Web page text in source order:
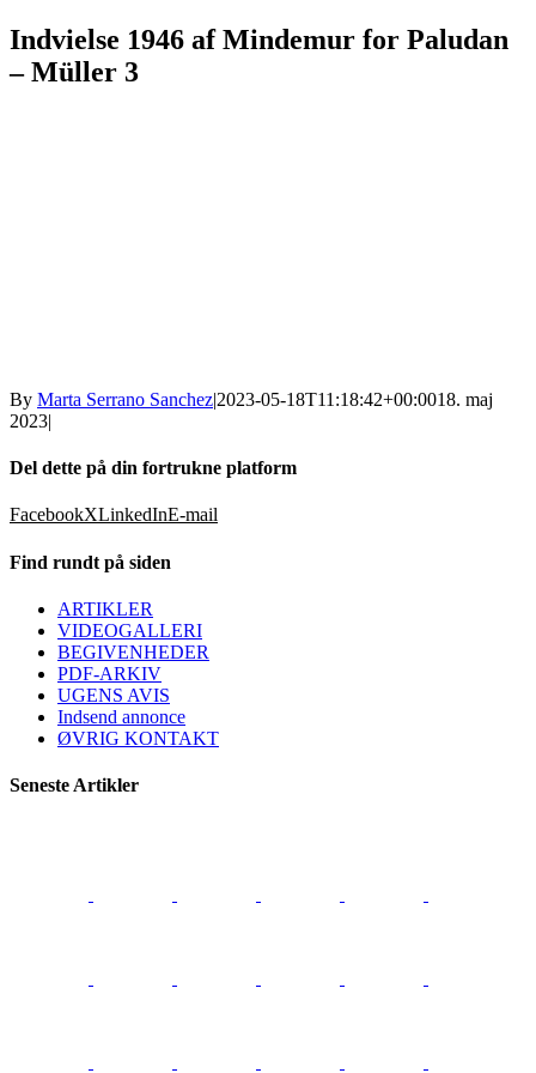
Indvielse 1946 af Mindemur for Paludan
– Müller 3
By Marta Serrano Sanchez|2023-05-18T11:18:42+00:0018. maj
2023|
Del dette på din fortrukne platform
FacebookXLinkedInE-mail
Find rundt på siden
ARTIKLER
VIDEOGALLERI
BEGIVENHEDER
PDF-ARKIV
UGENS AVIS
Indsend annonce
ØVRIG KONTAKT
Seneste Artikler